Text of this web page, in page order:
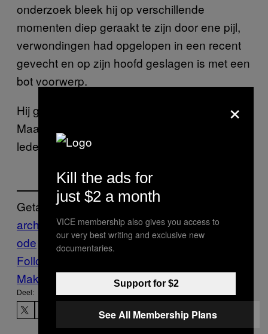
onderzoek bleek hij op verschillende
momenten diep geraakt te zijn door ene pijl,
verwondingen had opgelopen in een recent
gevecht en op zijn hoofd geslagen is met een
bot voorwerp.
Hij ging strijdend ten onder, deze IJsman.
Maar wel gehuld in een uitermate stijlvol
lederen kostuum.
Getagd:
archeologen Archeologie Fashion ijsman
ode
Motherboard motherboard show
Follow Us On Discover
Make Us Preferred In Top Stories
Deel:
×
Kill the ads for
just $2 a month
VICE membership also gives you access to
our very best writing and exclusive new
documentaries.
Support for $2
See All Membership Plans